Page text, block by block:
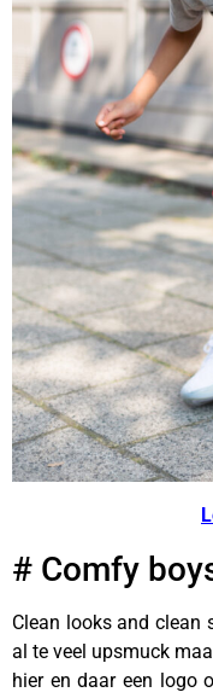
# Comfy
Clean looks and clean
al te veel upsmuck
hier en daar een logo